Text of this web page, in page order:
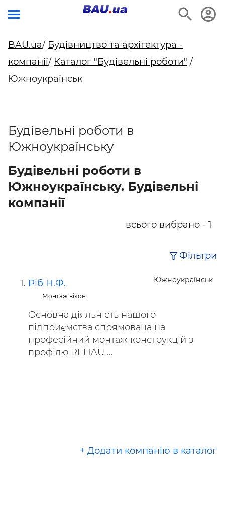
BAU.ua/ Будівництво та архітектура -
компанії/ Каталог "Будівельні роботи" /
Южноукраїнськ
Будівельні роботи в
Южноукраїнську
Будівельні роботи в
Южноукраїнську. Будівельні
компанії
всього вибрано - 1
Фільтри
Южноукраїнськ
Ріб Н.Ф.
Монтаж вікон
Основна діяльність нашого
підприємства спрямована на
професійний монтаж конструкцій з
профілю REHAU ...
+ Додати компанію в каталог